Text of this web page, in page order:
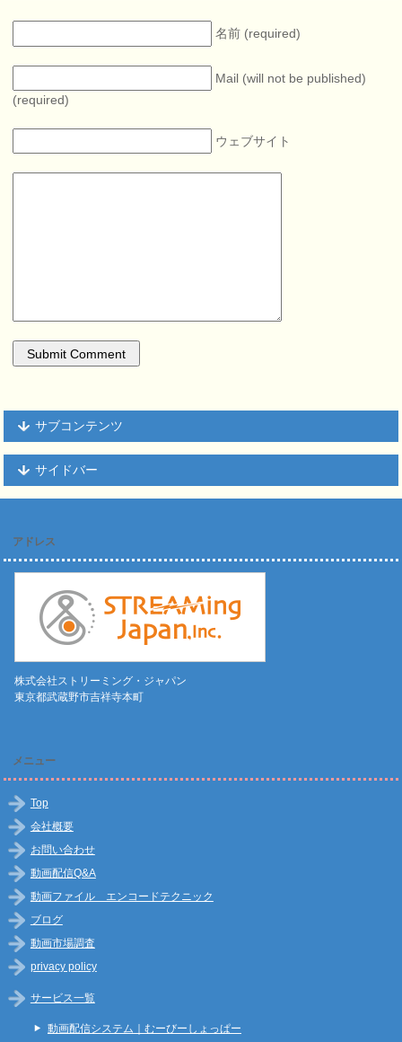
名前 (required)
Mail (will not be published)
(required)
ウェブサイト
サブコンテンツ
サイドバー
アドレス
株式会社ストリーミング・ジャパン
東京都武蔵野市吉祥寺本町
メニュー
Top
会社概要
お問い合わせ
動画配信Q&A
動画ファイル エンコードテクニック
ブログ
動画市場調査
privacy policy
サービス一覧
動画配信システム｜むーびーしょっぱー